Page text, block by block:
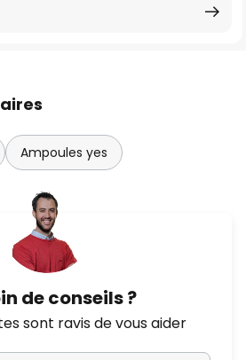
Ampoules yes
de conseils ?
sont ravis de vous aider